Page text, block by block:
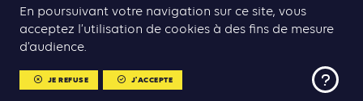
JE M'INSCRIS
Conception & réalisation : Yann Rolland Thibaut Caroli
En poursuivant votre navigation sur ce site, vous
acceptez l’utilisation de cookies à des fins de mesure
d’audience.
JE REFUSE J'ACCEPTE